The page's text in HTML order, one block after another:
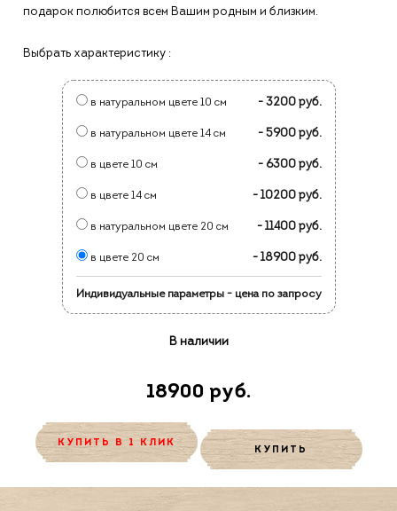
подарок полюбится всем Вашим родным и близким.
Выбрать характеристику :
в натуральном цвете 10 см - 3200 руб.
в натуральном цвете 14 см - 5900 руб.
в цвете 10 см - 6300 руб.
в цвете 14 см - 10200 руб.
в натуральном цвете 20 см - 11400 руб.
в цвете 20 см - 18900 руб.
Индивидуальные параметры - цена по запросу
В наличии
18900 руб.
КУПИТЬ В 1 КЛИК
КУПИТЬ